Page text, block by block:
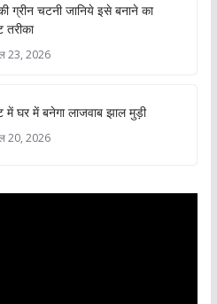
ग्रीन चटनी जानिये इसे बनाने का
23, 2026
में घर में बनेगा लाजवाब झाल मुड़ी
20, 2026